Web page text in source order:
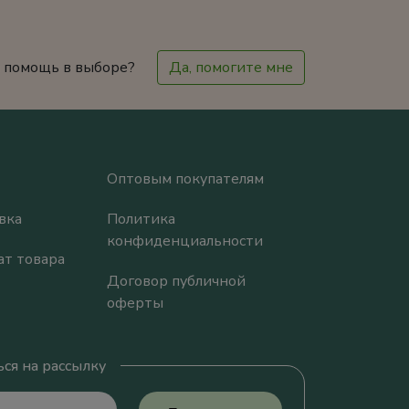
в выборе? Да, помогите мне
товара
Оптовым покупателям
Политика
конфиденциальности
Договор публичной
оферты
на рассылку